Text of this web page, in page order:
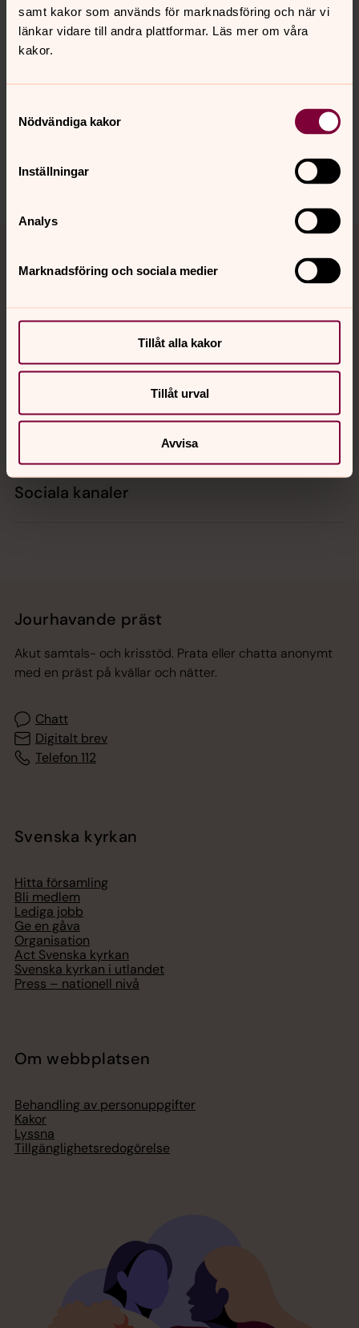
samt kakor som används för marknadsföring och när vi
länkar vidare till andra plattformar. Läs mer om våra
kakor.
Nödvändiga kakor
Inställningar
Analys
Marknadsföring och sociala medier
Tillåt alla kakor
Tillåt urval
Avvisa
kopingsbygden.forsamling@svenskakyrkan.se
Tillbaka till toppen
Tillbaka till innehållet
Kontakt
Kalender
Sociala kanaler
Jourhavande präst
Akut samtals- och krisstöd. Prata eller chatta anonymt
med en präst på kvällar och nätter.
Chatt
Digitalt brev
Telefon 112
Svenska kyrkan
Hitta församling
Bli medlem
Lediga jobb
Ge en gåva
Organisation
Act Svenska kyrkan
Svenska kyrkan i utlandet
Press – nationell nivå
Om webbplatsen
Behandling av personuppgifter
Kakor
Lyssna
Tillgänglighetsredogörelse